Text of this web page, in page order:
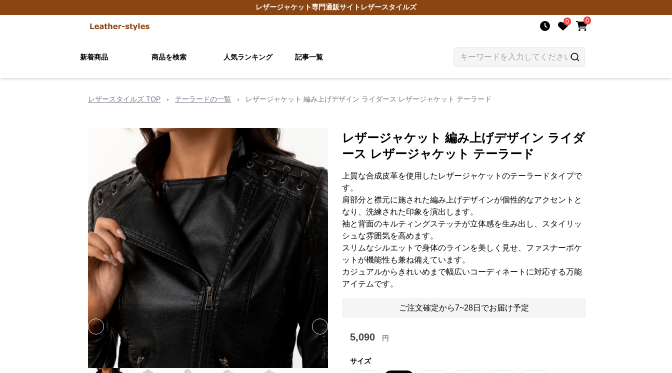
レザージャケット専門通販サイト レザースタイルズ
0 0
新着商品 商品を検索 人気ランキング 記事一覧
レザースタイルズ TOP › テーラードの一覧 › レザージャケット 編み上げデザイン ライダース レザージャケット テーラード
Previous slide Next slide
レザージャケット 編み上げデザイン ライダ
ース レザージャケット テーラード
上質な合成皮革を使用したレザージャケットのテーラードタイプで
す。
肩部分と襟元に施された編み上げデザインが個性的なアクセントと
なり、洗練された印象を演出します。
袖と背面のキルティングステッチが立体感を生み出し、スタイリッ
シュな雰囲気を高めます。
スリムなシルエットで身体のラインを美しく見せ、ファスナーポケ
ットが機能性も兼ね備えています。
カジュアルからきれいめまで幅広いコーディネートに対応する万能
アイテムです。
ご注文確定から7~28日でお届け予定
5,090 円
サイズ